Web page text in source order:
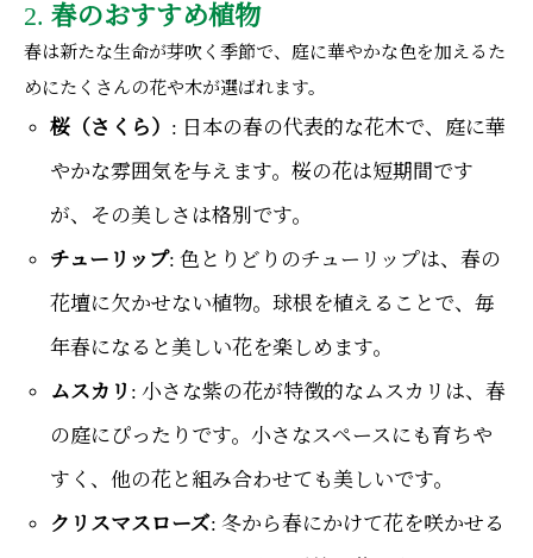
2. 春のおすすめ植物
春は新たな生命が芽吹く季節で、庭に華やかな色を加えるた
めにたくさんの花や木が選ばれます。
桜（さくら） : 日本の春の代表的な花木で、庭に華
やかな雰囲気を与えます。桜の花は短期間です
が、その美しさは格別です。
チューリップ: 色とりどりのチューリップは、春の
花壇に欠かせない植物。球根を植えることで、毎
年春になると美しい花を楽しめます。
ムスカリ : 小さな紫の花が特徴的なムスカリは、春
の庭にぴったりです。小さなスペースにも育ちや
すく、他の花と組み合わせても美しいです。
クリスマスローズ: 冬から春にかけて花を咲かせる